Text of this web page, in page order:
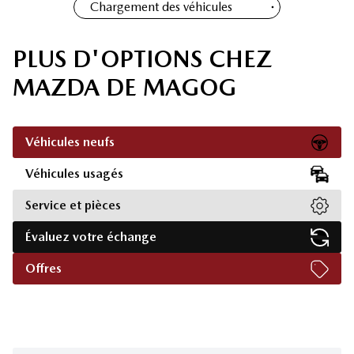
Chargement des véhicules
PLUS D'OPTIONS CHEZ
MAZDA DE MAGOG
Véhicules neufs
Véhicules usagés
Service et pièces
Évaluez votre échange
Offres